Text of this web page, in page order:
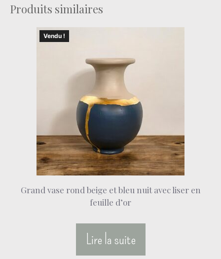
Produits similaires
Vendu !
Grand vase rond beige et bleu nuit avec liser en
feuille d’or
Lire la suite